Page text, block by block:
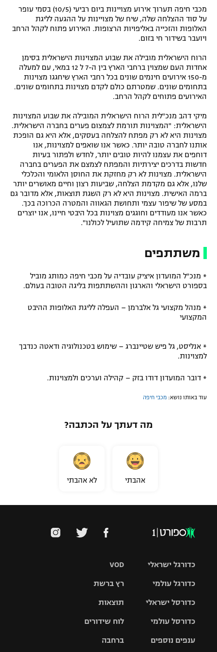
רשיון להקרנה פומבית לבית עסק
הצטרפות לחבילת הערוצים
לוח דרושים – ג'ובנט
תגיות
מכבי חיפה תערוך אירוע מצויינות ביום רביעי (10/5) בסמי עופר
על סוד ההצלחה שלה, שיח של מצויינות על ההגעה לליגת
האלופות והזכייה באליפויות הרצופות. האירוע פתוח לקהל הרחב
ויועבר בשידור חי בזום.
הרוח הישראלית מובילה את שבוע המצוינות הישראלית בסימן
אחדות העם שמצוין ברחבי הארץ בין ה-7 ל 12 במאי, עם למעלה
מ-150 אירועים חינמים שונים בכל רחבי הארץ שיחגגו מצוינות
בתחומים שונים. שמטרתם כולם לקדם מצוינות בתחומים שונים.
האירועים פתוחים לקהל הרחב.
מיקי דהב מנכ"לית הרוח הישראלית המובילה את שבוע המצוינות
הישראלית: "המצוינות תורמת לצמצום פערים בחברה הישראלית.
מצוינות היא לא רק מפתח להצלחה בעסקים, אלא היא גם הופכת
אותנו לחברה טובה יותר. כאשר אנו שואפים למצוינות, אנו
דוחפים את עצמנו להיות טובים יותר, לחדש ולפתור בעיות
חדשות בדרכים יצירתיות והמפתח לצמצם את הפערים בחברה
הישראלית. מצוינות לא רק מחזקת את החוסן הלאומי והכלכלי
שלנו, אלא גם מקדמת הצלחה, שביעות רצון וחיים מאושרים יותר
ברמה האישית. מצוינות היא לא רק השגת תוצאות, אלא מדובר גם
במסע של שיפור עצמי ותחושת הגאווה והמטרה הכרוכה בכך.
כאשר אנו מעודדים וחוגגים מצוינות בכל היבטי חיינו, אנו יוצרים
תרבות של צמיחה קידמה שתועיל לכולנו".
משתתפים
* מנכ"ל המועדון איציק עובדיה על מכבי חיפה כמותג מוביל
בספורט הישראלי והארגון וההשתתפות בליגה הטובה בעולם.
* מנהל מקצועי גל אלברמן – העפלה לליגת האלופות ההיבט
המקצועי
* אנליסט, גל פיש שטיינברג – שימוש בטכנולוגיה ודאטה כנדבך
למצוינות.
* דובר המועדון דודו בזק – קהילה וערכים ולמצוינות.
עוד באותו נושא: מכבי חיפה
מה דעתך על הכתבה?
אהבתי לא אהבתי
VOD
רץ ברשת
תוצאות
לוח שידורים
ברחבה
כדורגל ישראלי
גביע הטוטו
כדורגל עולמי
האלופות
ליגה
כדורסל ישראלי
סל
כדורסל עולמי
ענפים נוספים